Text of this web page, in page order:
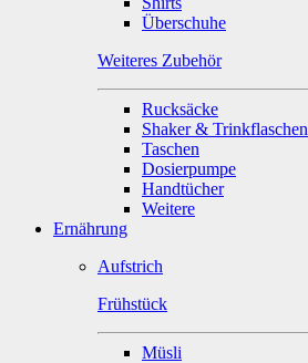
Überschuhe
Weiteres Zubehör
Rucksäcke
Shaker & Trinkflaschen
Taschen
Dosierpumpe
Handtücher
Weitere
Ernährung
Aufstrich
Frühstück
Müsli